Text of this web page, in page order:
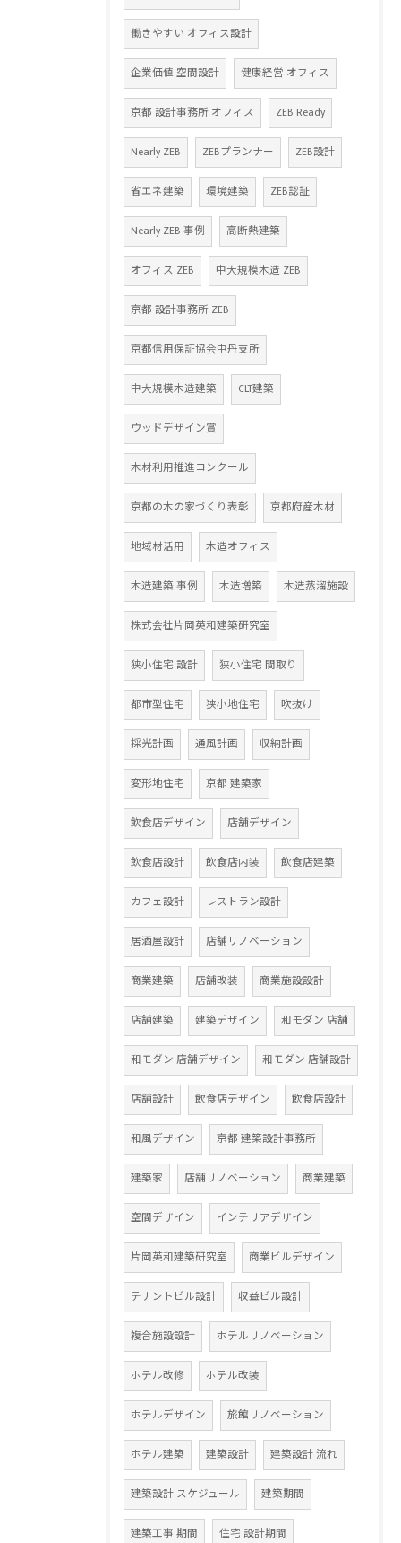
働きやすい オフィス設計
企業価値 空間設計 健康経営 オフィス
京都 設計事務所 オフィス ZEB Ready
Nearly ZEB ZEBプランナー ZEB設計
省エネ建築 環境建築 ZEB認証
Nearly ZEB 事例 高断熱建築
オフィス ZEB 中大規模木造 ZEB
京都 設計事務所 ZEB
京都信用保証協会中丹支所
中大規模木造建築 CLT建築
ウッドデザイン賞
木材利用推進コンクール
京都の木の家づくり表彰 京都府産木材
地域材活用 木造オフィス
木造建築 事例 木造増築 木造蒸溜施設
株式会社片岡英和建築研究室
狭小住宅 設計 狭小住宅 間取り
都市型住宅 狭小地住宅 吹抜け
採光計画 通風計画 収納計画
変形地住宅 京都 建築家
飲食店デザイン 店舗デザイン
飲食店設計 飲食店内装 飲食店建築
カフェ設計 レストラン設計
居酒屋設計 店舗リノベーション
商業建築 店舗改装 商業施設設計
店舗建築 建築デザイン 和モダン 店舗
和モダン 店舗デザイン 和モダン 店舗設計
店舗設計 飲食店デザイン 飲食店設計
和風デザイン 京都 建築設計事務所
建築家 店舗リノベーション 商業建築
空間デザイン インテリアデザイン
片岡英和建築研究室 商業ビルデザイン
テナントビル設計 収益ビル設計
複合施設設計 ホテルリノベーション
ホテル改修 ホテル改装
ホテルデザイン 旅館リノベーション
ホテル建築 建築設計 建築設計 流れ
建築設計 スケジュール 建築期間
建築工事 期間 住宅 設計期間